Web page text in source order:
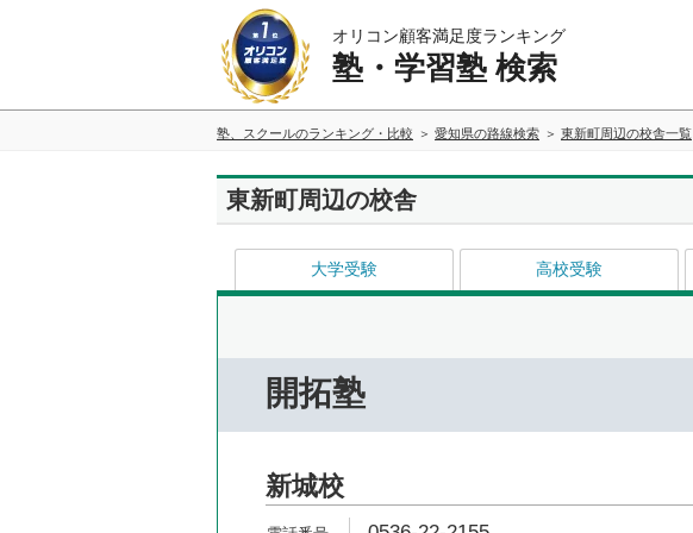
オリコン顧客満足度ランキング
塾・学習塾 検索
塾、スクールのランキング・比較 愛知県の路線検索 東新町周辺の校舎一覧
東新町周辺の校舎
大学受験 高校受験
開拓塾
新城校